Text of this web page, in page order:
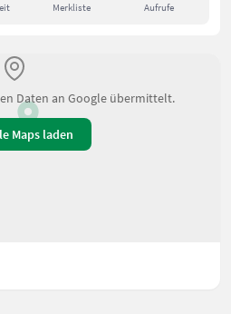
Merkliste Aufrufe
Daten an Google übermittelt.
Maps laden